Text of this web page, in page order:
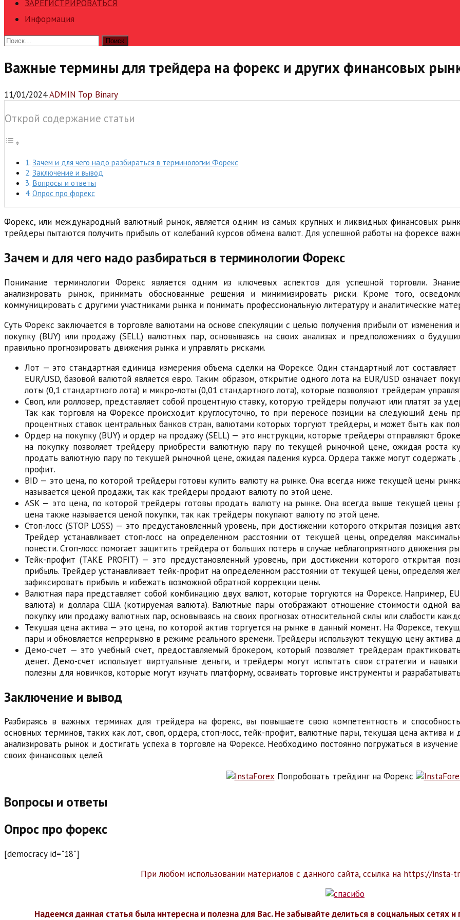
ЗАРЕГИСТРИРОВАТЬСЯ
Информация
Найти:
Важные термины для трейдера на форекс и других финансовых
11/01/2024ADMIN Top Binary
Открой содержание статьи
Зачем и для чего надо разбираться в терминологии Форекс
Заключение и вывод
Вопросы и ответы
Опрос про форекс
Форекс, или международный валютный рынок, является одним из самых крупных и ликвидных финансовых
трейдеры пытаются получить прибыль от колебаний курсов обмена валют. Для успешной работы на форексе
Зачем и для чего надо разбираться в терминологии Форекс
Понимание терминологии Форекс является одним из ключевых аспектов для успешной торговли.
анализировать рынок, принимать обоснованные решения и минимизировать риски. Кроме того,
коммуницировать с другими участниками рынка и понимать профессиональную литературу и аналитические
Суть Форекс заключается в торговле валютами на основе спекуляции с целью получения прибыли от
покупку (BUY) или продажу (SELL) валютных пар, основываясь на своих анализах и предположениях о
правильно прогнозировать движения рынка и управлять рисками.
Лот — это стандартная единица измерения объема сделки на Форексе. Один стандартный лот
EUR/USD, базовой валютой является евро. Таким образом, открытие одного лота на EUR/USD означает
лоты (0,1 стандартного лота) и микро-лоты (0,01 стандартного лота), которые позволяют трейдерам
Своп, или ролловер, представляет собой процентную ставку, которую трейдеры получают или платят за
Так как торговля на Форексе происходит круглосуточно, то при переносе позиции на следующий день
процентных ставок центральных банков стран, валютами которых торгуют трейдеры, и может быть как
Ордер на покупку (BUY) и ордер на продажу (SELL) — это инструкции, которые трейдеры отправляют
на покупку позволяет трейдеру приобрести валютную пару по текущей рыночной цене, ожидая роста
продать валютную пару по текущей рыночной цене, ожидая падения курса. Ордера также могут
профит.
BID — это цена, по которой трейдеры готовы купить валюту на рынке. Она всегда ниже текущей цены
называется ценой продажи, так как трейдеры продают валюту по этой цене.
ASK — это цена, по которой трейдеры готовы продать валюту на рынке. Она всегда выше текущей цены
цена также называется ценой покупки, так как трейдеры покупают валюту по этой цене.
Стоп-лосс (STOP LOSS) — это предустановленный уровень, при достижении которого открытая позиция
Трейдер устанавливает стоп-лосс на определенном расстоянии от текущей цены, определяя
понести. Стоп-лосс помогает защитить трейдера от больших потерь в случае неблагоприятного движения
Тейк-профит (TAKE PROFIT) — это предустановленный уровень, при достижении которого открытая
прибыль. Трейдер устанавливает тейк-профит на определенном расстоянии от текущей цены, определяя
зафиксировать прибыль и избежать возможной обратной коррекции цены.
Валютная пара представляет собой комбинацию двух валют, которые торгуются на Форексе. Например,
валюта) и доллара США (котируемая валюта). Валютные пары отображают отношение стоимости одной
покупку или продажу валютных пар, основываясь на своих прогнозах относительной силы или слабости
Текущая цена актива — это цена, по которой актив торгуется на рынке в данный момент. На Форексе,
пары и обновляется непрерывно в режиме реального времени. Трейдеры используют текущую цену
Демо-счет — это учебный счет, предоставляемый брокером, который позволяет трейдерам
денег. Демо-счет использует виртуальные деньги, и трейдеры могут испытать свои стратегии и
полезны для новичков, которые могут изучать платформу, осваивать торговые инструменты и
Заключение и вывод
Разбираясь в важных терминах для трейдера на форекс, вы повышаете свою компетентность и
основных терминов, таких как лот, своп, ордера, стоп-лосс, тейк-профит, валютные пары, текущая цена актива
анализировать рынок и достигать успеха в торговле на Форексе. Необходимо постоянно погружаться в
своих финансовых целей.
Попробовать трейдинг на Форекс
Вопросы и ответы
Опрос про форекс
[democracy id="18"]
При любом использовании материалов с данного сайта, ссылка на https://
Надеемся данная статья была интересна и полезна для Вас. Не забывайте делиться в социальных сетях